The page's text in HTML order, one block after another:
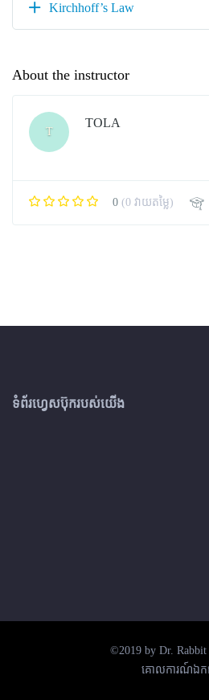
Kirchhoff’s Law
About the instructor
T
TOLA
0 (0 វាយតម្លៃ)
ទំព័រហ្វេសប៊ុករបស់យើង
©2019 by Dr.
គោលការណ៍ឯក